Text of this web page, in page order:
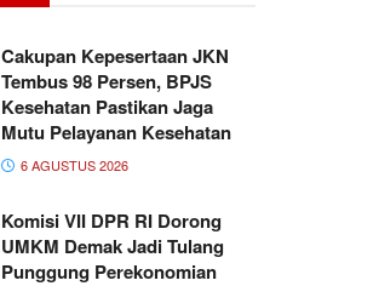
Cakupan Kepesertaan JKN
Tembus 98 Persen, BPJS
Kesehatan Pastikan Jaga
Mutu Pelayanan Kesehatan
6 AGUSTUS 2026
Komisi VII DPR RI Dorong
UMKM Demak Jadi Tulang
Punggung Perekonomian